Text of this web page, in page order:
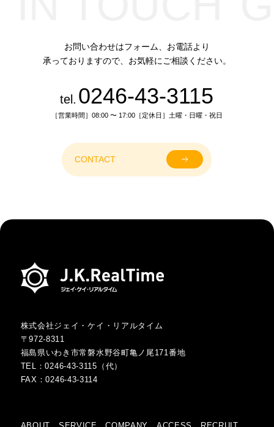
お問い合わせはフォーム、お電話より
承っておりますので、お気軽にご相談ください。
tel. 0246-43-3115
［営業時間］08:00 〜 17:00［定休日］土曜・日曜・祝日
CONTACT
株式会社ジェイ・ケイ・リアルタイム
〒972-8311
福島県いわき市常磐水野谷町亀ノ尾171番地
TEL：0246-43-3115 （代）
FAX：0246-43-3114